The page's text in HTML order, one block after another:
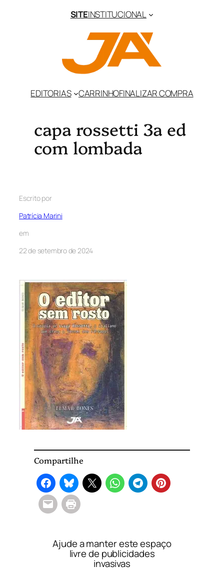
SITEINSTITUCIONAL
EDITORIAS CARRINHOFINALIZAR COMPRA
capa rossetti 3a ed
com lombada
Escrito por
Patrícia Marini
em
22 de setembro de 2024
Compartilhe
Ajude a manter este espaço
livre de publicidades
invasivas